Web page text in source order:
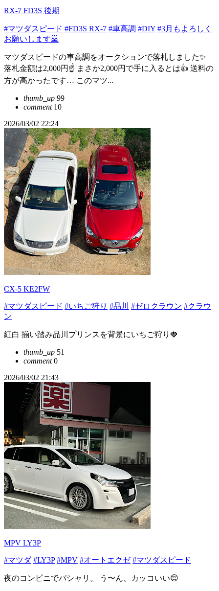
RX-7 FD3S 後期
#マツダスピード #FD3S RX-7 #車高調 #DIY #3月もよろしく
お願いします🙇
マツダスピードの車高調をオークションで落札しました✨️
落札金額は2,000円☝️ まさか2,000円で手に入るとは👍 送料の
方が高かったです… このマツ...
thumb_up 99
comment10
2026/03/02 22:24
CX-5 KE2FW
#マツダスピード #いちご狩り #品川 #ゼロクラウン #クラウ
ン
紅白 揃い踏み品川プリンスを背景にいちご狩り🍓
thumb_up 51
comment0
2026/03/02 21:43
MPV LY3P
#マツダ #LY3P #MPV #オートエクゼ #マツダスピード
夜のコンビニでパシャリ。 う〜ん、カッコいい😌